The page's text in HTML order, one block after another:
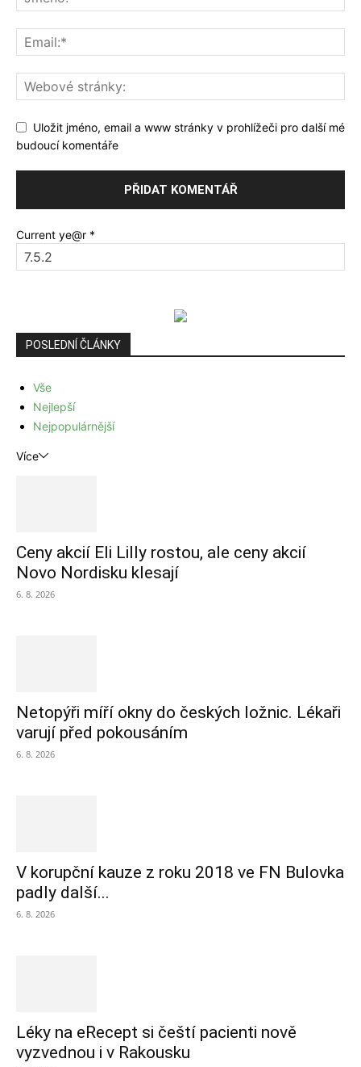
Uložit jméno, email a www stránky v prohlížeči pro další mé
budoucí komentáře
Current ye@r *
POSLEDNÍ ČLÁNKY
Vše
Nejlepší
Nejpopulárnější
Více
Ceny akcií Eli Lilly rostou, ale ceny akcií
Novo Nordisku klesají
6. 8. 2026
Netopýři míří okny do českých ložnic. Lékaři
varují před pokousáním
6. 8. 2026
V korupční kauze z roku 2018 ve FN Bulovka
padly další...
6. 8. 2026
Léky na eRecept si čeští pacienti nově
vyzvednou i v Rakousku